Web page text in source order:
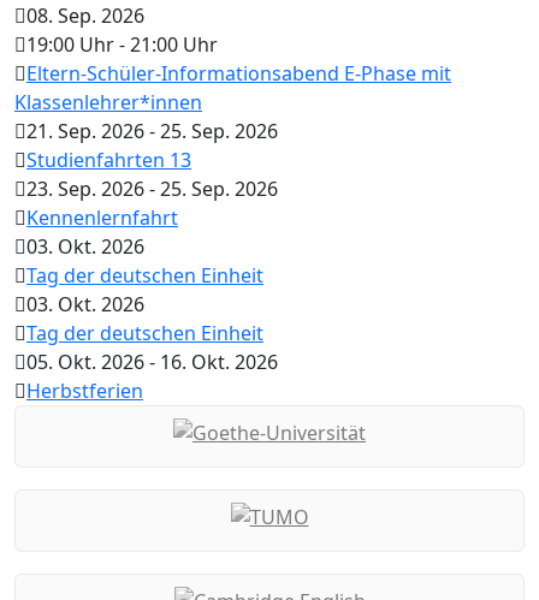
08. Sep. 2026
19:00 Uhr-21:00 Uhr
Eltern-Schüler-Informationsabend E-Phase mit
Klassenlehrer*innen
21. Sep. 2026-25. Sep. 2026
Studienfahrten 13
23. Sep. 2026-25. Sep. 2026
Kennenlernfahrt
03. Okt. 2026
Tag der deutschen Einheit
03. Okt. 2026
Tag der deutschen Einheit
05. Okt. 2026- 16. Okt. 2026
Herbstferien